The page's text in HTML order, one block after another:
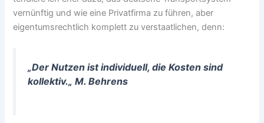
vernünftig und wie eine Privatfirma zu führen, aber
eigentumsrechtlich komplett zu verstaatlichen, denn:
„Der Nutzen ist individuell, die Kosten sind
kollektiv.„ M. Behrens